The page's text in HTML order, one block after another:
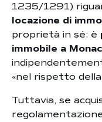
1235/1291)
locazione di
proprietà in sé: è
immobile a
«nel rispetto
Tuttavia, se